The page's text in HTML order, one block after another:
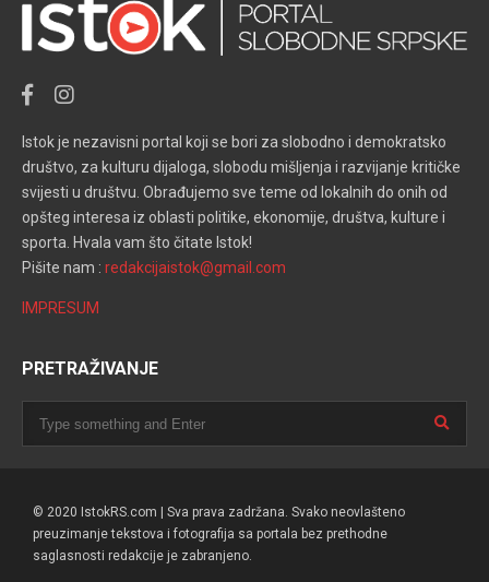
Istok je nezavisni portal koji se bori za slobodno i demokratsko
društvo, za kulturu dijaloga, slobodu mišljenja i razvijanje kritičke
svijesti u društvu. Obrađujemo sve teme od lokalnih do onih od
opšteg interesa iz oblasti politike, ekonomije, društva, kulture i
sporta. Hvala vam što čitate Istok!
Pišite nam : redakcijaistok@gmail.com
IMPRESUM
PRETRAŽIVANJE
© 2020 IstokRS.com | Sva prava zadržana. Svako neovlašteno
preuzimanje tekstova i fotografija sa portala bez prethodne
saglasnosti redakcije je zabranjeno.